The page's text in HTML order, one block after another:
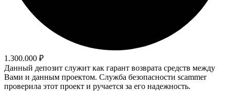
1.300.000 ₽
Данный депозит служит как гарант возврата средств между
Вами и данным проектом. Служба безопасности scammer
проверила этот проект и ручается за его надежность.